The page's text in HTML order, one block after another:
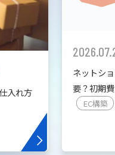
プラグイン一覧
入れ方
ネットシ
要？初期
を紹介
EC構築